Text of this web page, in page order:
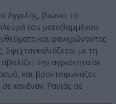
Αγγελής, βιώνει το
του ματοβαμμένου
και φανερώνοντας
Σφιχταγκαλιάζεται με τη
την αγριότητα σε
και βροντοφωνάζει:
κανέναν. Ραγιάς σε